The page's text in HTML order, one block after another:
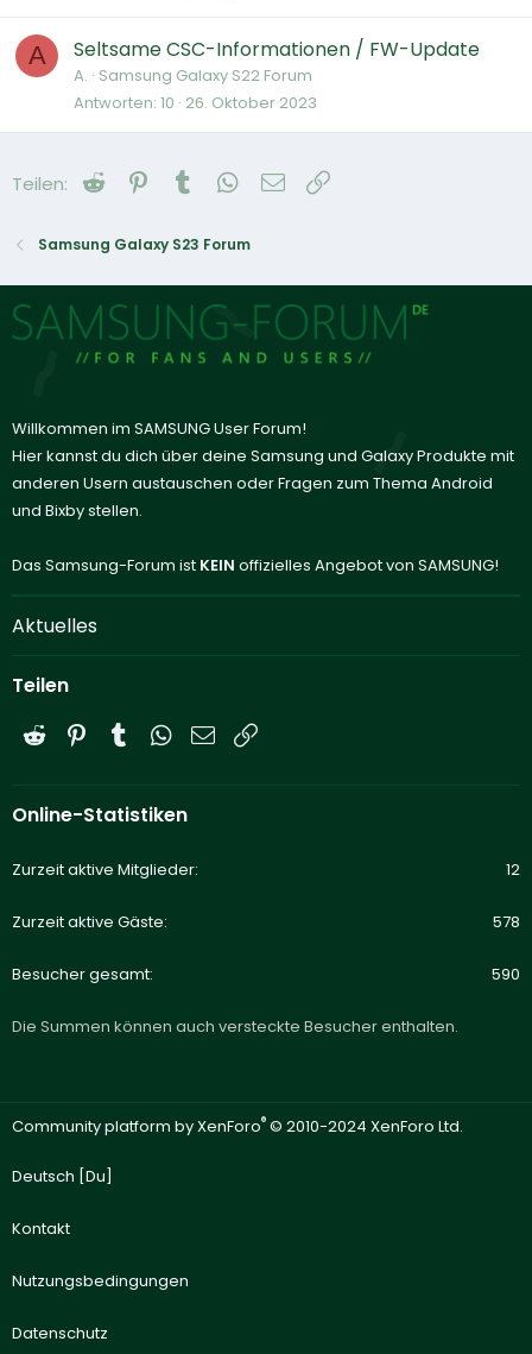
A Seltsame CSC-Informationen / FW-Update
A. Samsung Galaxy S22 Forum
Antworten 10 26. Oktober 2023
Teilen: Reddit Pinterest
Tumblr WhatsApp
E-Mail
Samsung Galaxy S23 Forum
Willkommen im SAMSUNG User Forum!
Hier kannst du dich über deine Samsung und Galaxy Produkte mit
anderen Usern austauschen oder Fragen zum Thema Android
und Bixby stellen.
Das Samsung-Forum ist KEIN offizielles Angebot von SAMSUNG!
Aktuelles
Teilen
Reddit PinterestTumblrWhatsApp
E-Mail
Online-Statistiken
Zurzeit aktive Mitglieder 12
Zurzeit aktive Gäste 578
Besucher gesamt 590
Die Summen können auch versteckte Besucher enthalten.
Community platform by XenForo® © 2010-2024 XenForo Ltd.
Deutsch [Du]
Kontakt
Nutzungsbedingungen
Datenschutz